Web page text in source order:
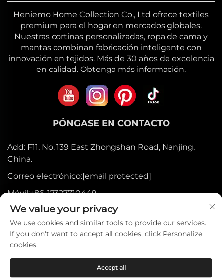
Heniemo Home Collection Co., Ltd ofrece textiles
premium para el hogar en mercados globales.
Nuestras cortinas personalizadas, ropa de cama y
mantas combinan fabricación inteligente con
innovación en tejidos. Más de 30 años de excelencia
en calidad. Obtenga más información.
PÓNGASE EN CONTACTO
Add: F11, No. 139 East Zhongshan Road, Nanjing,
China.
Correo electrónico:[email protected]
Móvil:+86-17327710449
Tel:+86-025-84573776
Derechos de autor © 2025 por Heniemo
Home Collection Co., Ltd. — Política de
privacidad
We value your privacy
We use cookies and similar tools to provide our services.
If you don't want to accept all cookies, click Personalize
cookies.
Accept all